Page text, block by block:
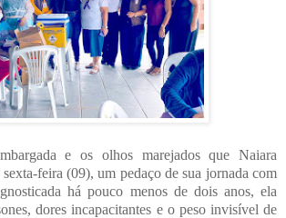
e os olhos marejados que Naiara
feira (09), um pedaço de sua jornada com
há pouco menos de dois anos, ela
dores incapacitantes e o peso invisível de